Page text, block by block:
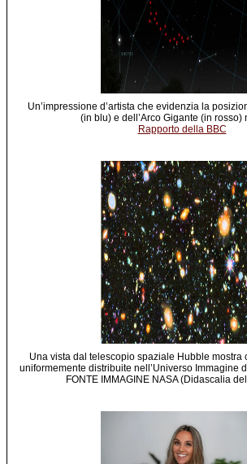
Un’impressione d’artista che evidenzia la
(in blu) e dell’Arco Gigante (in rosso)
Rapporto della BBC
Una vista dal telescopio spaziale Hubble mostra
uniformemente distribuite nell’Universo Immagine
FONTE IMMAGINE NASA (Didascalia